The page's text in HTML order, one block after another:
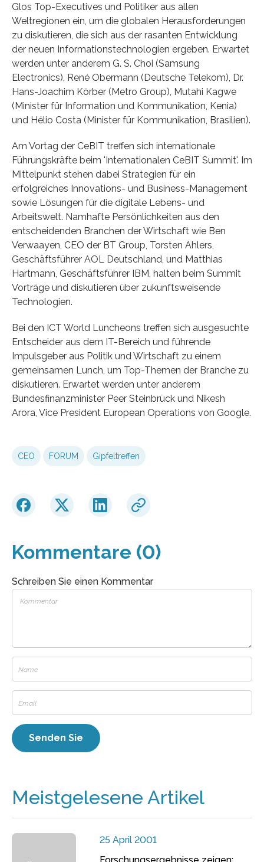
Glos Top-Executives und Politiker aus allen
Weltregionen ein, um die globalen Herausforderungen
zu diskutieren, die sich aus der rasanten Entwicklung
der neuen Informationstechnologien ergeben. Erwartet
werden unter anderem G. S. Choi (Samsung
Electronics), René Obermann (Deutsche Telekom), Dr.
Hans-Joachim Körber (Metro Group), Mutahi Kagwe
(Minister für Information und Kommunikation, Kenia)
und Hélio Costa (Minister für Kommunikation, Brasilien).
Am Vortag der CeBIT treffen sich internationale
Führungs­kräfte beim 'Internationalen CeBIT Summit'. Im
Mittelpunkt stehen dabei Strategien für ein
erfolgreiches Innovations- und Business-Management
sowie Lösungen für die digitale Lebens- und
Arbeitswelt. Namhafte Persön­lichkeiten aus den
entscheidenden Branchen der Wirtschaft wie Ben
Verwaayen, CEO der BT Group, Torsten Ahlers,
Geschäftsführer AOL Deutschland, und Matthias
Hartmann, Geschäftsführer IBM, halten beim Summit
Vorträge und diskutieren über zukunftsweisende
Technologien.
Bei den ICT World Luncheons treffen sich ausgesuchte
Entscheider aus dem IT-Bereich und führende
Impulsgeber aus Politik und Wirtschaft zu einem
gemeinsamen Lunch, um Top-Themen der Branche zu
diskutieren. Erwartet werden unter anderem
Bundesfinanzminister Peer Steinbrück und Nikesh
Arora, Vice President European Operations von Google.
CEO FORUM Gipfeltreffen
Kommentare (0)
Schreiben Sie einen Kommentar
Meistgelesene Artikel
25 April 2001
Forschungsergebnisse zeigen: